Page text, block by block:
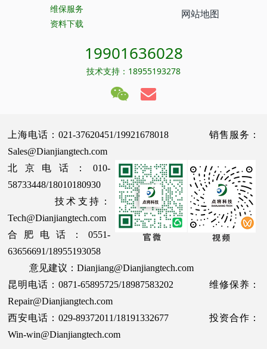
维保服务
资料下载
网站地图
19901636028
技术支持：18955193278
上海电话：021-37620451/19921678018 销售服务：
Sales@Dianjiangtech.com
北京电话：010-
58733448/18010180930
技术支持：
Tech@Dianjiangtech.com
合肥电话：0551-
63656691/18955193058
意见建议：Dianjiang@Dianjiangtech.com
昆明电话：0871-65895725/18987583202 维修保养：
Repair@Dianjiangtech.com
西安电话：029-89372011/18191332677 投资合作：
Win-win@Dianjiangtech.com